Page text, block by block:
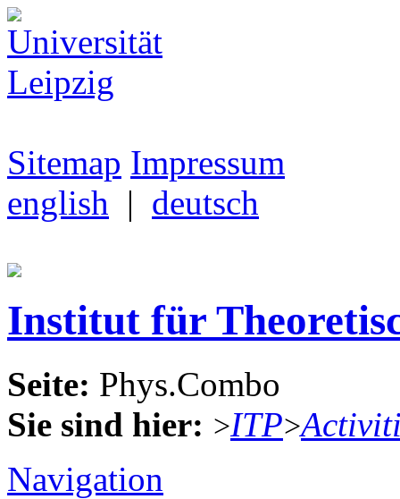
Sitemap Impressum
english | deutsch
Institut für
Seite: Phys.Combo
Sie sind hier: >ITP>
Navigation